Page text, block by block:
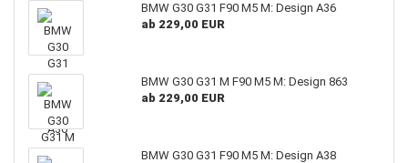
BMW G30 G31 F90 M5 M: Design A36
ab 229,00 EUR
BMW G30 G31 M F90 M5 M: Design 863
ab 229,00 EUR
BMW G30 G31 F90 M5 M: Design A38